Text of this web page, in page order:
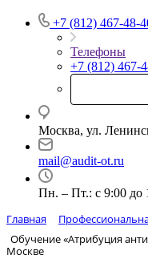
+7 (812) 467-48-
Телефоны
+7 (812) 467-
Москва, ул.
mail@audit-ot.ru
Пн. – Пт.: с 9:00 до
Главная
Обучение «Атрибуция
Москве